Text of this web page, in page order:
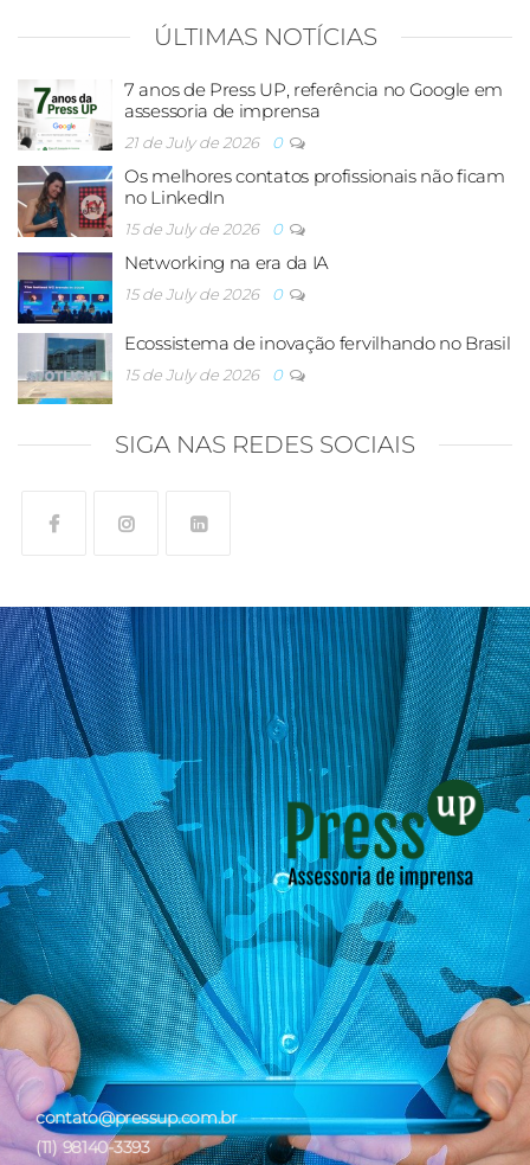
ÚLTIMAS NOTÍCIAS
7 anos de Press UP, referência no Google em
assessoria de imprensa
21 de July de 2026 0
Os melhores contatos profissionais não ficam
no LinkedIn
15 de July de 2026 0
Networking na era da IA
15 de July de 2026 0
Ecossistema de inovação fervilhando no Brasil
15 de July de 2026 0
SIGA NAS REDES SOCIAIS
contato@pressup.com.br
(11) 98140-3393